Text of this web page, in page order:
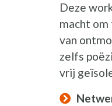
Deze
macht
van
zelfs
vrij